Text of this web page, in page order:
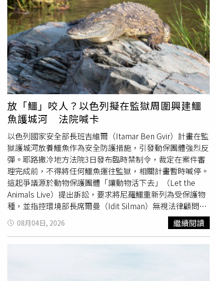
放「鱷」咬人？以色列擬在監獄周圍興建鱷
魚護城河 法院喊卡
以色列國家安全部長班吉維爾（Itamar Ben Gvir）計畫在監
獄護城河放養鱷魚作為安全防護措施，引發動保團體強烈反
彈。耶路撒冷地方法院3日發布臨時禁制令，裁定在案件審
理完成前，不得將任何鱷魚運往監獄，相關計畫暫時喊停。
這起爭議源於動物保護團體「讓動物活下去」（Let the
Animals Live）提出訴訟，要求將尼羅鱷重新列為受保護物
種，並指控環境部長席爾曼（Idit Silman）無視法律顧問及
自然與公園管理局的專業意見，政府也無權推動相關政策。
席爾曼上月已將尼羅鱷從受保護物種改列為「受管理野生動
物」，為將鱷魚引進以色列凱齊奧特監獄（Ketziot
Prison）周圍、正在興建中的護城河鋪路。法官魯賓
08月04日, 2026 繼續閱讀